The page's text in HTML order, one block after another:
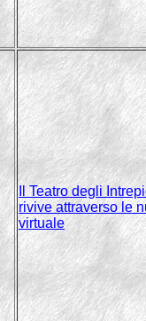
Il Teatro degli
rivive attraverso le
virtuale